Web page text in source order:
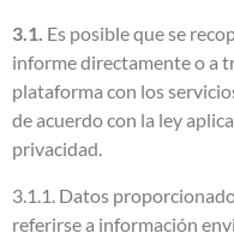
3.1. Es posible que se
informe directamente o a
plataforma con los
de acuerdo con la ley
privacidad.
3.1.1. Datos
referirse a información